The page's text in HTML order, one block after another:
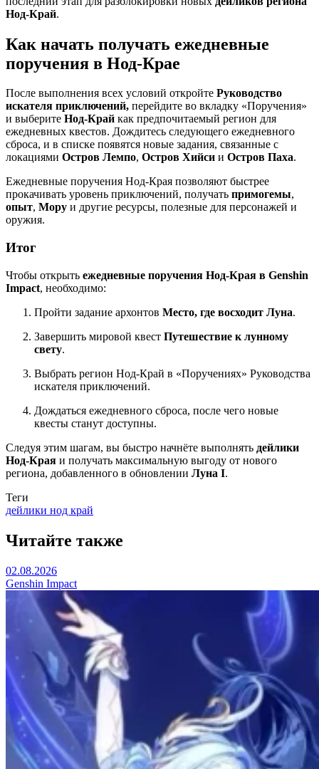
Нод-Край.
Как начать получать ежедневные
поручения в Нод-Крае
После выполнения всех условий откройте Руководство
искателя приключений, перейдите во вкладку «Поручения»
и выберите Нод-Край как предпочитаемый регион для
ежедневных квестов. Дождитесь следующего ежедневного
сброса, и в списке появятся новые задания, связанные с
локациями Остров Лемпо, Остров Хийси и Остров Паха.
Ежедневные поручения Нод-Края позволяют быстрее
прокачивать уровень приключений, получать примогемы,
опыт, Мору и другие ресурсы, полезные для персонажей и
оружия.
Итог
Чтобы открыть ежедневные поручения Нод-Края в Genshin
Impact, необходимо:
Пройти задание архонтов Место, где восходит Луна.
Завершить мировой квест Путешествие к лунному
свету.
Выбрать регион Нод-Край в «Поручениях» Руководства
искателя приключений.
Дождаться ежедневного сброса, после чего новые
квесты станут доступны.
Следуя этим шагам, вы быстро начнёте выполнять дейлики
Нод-Края и получать максимальную выгоду от нового
региона, добавленного в обновлении Луна I.
Теги
дейлики нод край
Читайте также
02.08.2026
Genshin Impact